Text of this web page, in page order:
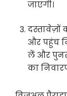
जाएगी।
दस्तावेज़ों
और पहुंच
लें और
का